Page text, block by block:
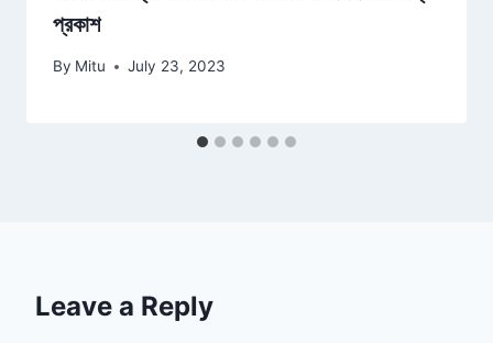
প্রকাশ
By Mitu July 23, 2023
Leave a Reply